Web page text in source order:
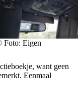
Foto: Eigen
want geen
Eenmaal